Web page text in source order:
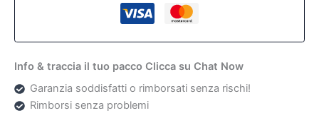
Info & traccia il tuo pacco Clicca su Chat Now
Garanzia soddisfatti o rimborsati senza rischi!
Rimborsi senza problemi